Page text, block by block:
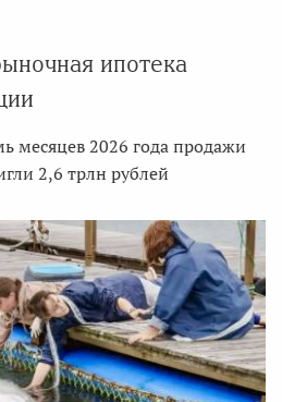
ипотека
месяцев 2026 года продажи
2,6 трлн рублей